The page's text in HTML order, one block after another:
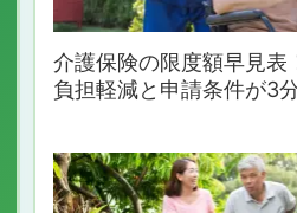
介護保険の限度額早見
負担軽減と申請条件が3